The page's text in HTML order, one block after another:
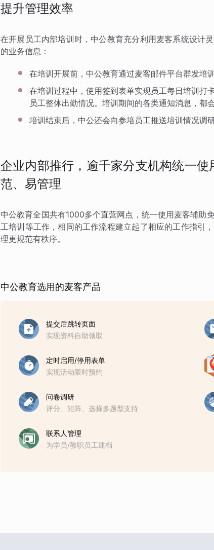
提升管理效率
在开展员工内部培训时，中公教育充分利用麦客系统设计
的业务信息：
在培训开展前，中公教育通过麦客邮件平台群发培
在培训过程中，使用签到表单实现员工每日培训打
员工整体出勤情况。培训期间的各类通知消息，都
培训结束后，中公还会向参培员工推送培训情况调
企业内部推行，逾千家分支机构统一
范、易管理
中公教育全国共有1000多个直营网点，统一使用麦客辅助
工培训等工作，相同的工作流程建立起了相应的工作指引
理更规范有秩序。
中公教育选用的麦客产品
提交后跳转页面
实现资料自助领取
定时启用/停用表单
实现活动限时预约
问卷调研
评分、矩阵、选择多题型支持
联系人管理
为学员/教职员工建档